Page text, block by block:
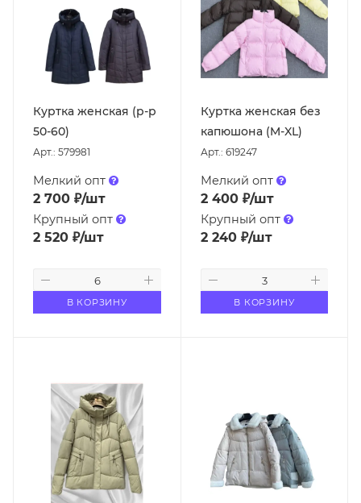
Куртка женская (р-р
50-60)
Арт.: 579981
Мелкий опт
2 700 ₽/шт
Крупный опт
2 520 ₽/шт
В КОРЗИНУ
Куртка женская без
капюшона (M-XL)
Арт.: 619247
Мелкий опт
2 400₽/шт
Крупный опт
2 240₽/шт
В КОРЗИНУ